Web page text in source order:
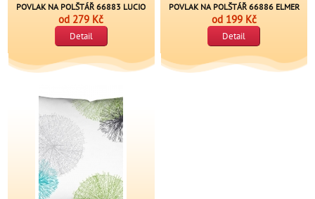
POVLAK NA POLŠTÁŘ 66883 LUCIO
od 279 Kč
Detail
POVLAK NA POLŠTÁŘ 66886 ELMER
od 199 Kč
Detail